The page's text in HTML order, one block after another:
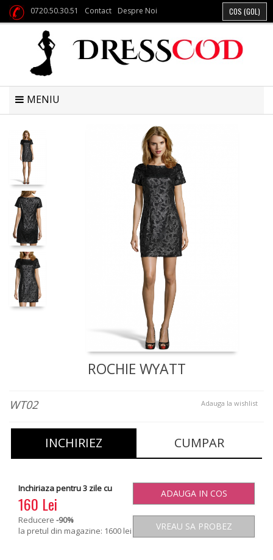
0720.50.30.51 Contact Despre Noi COS (GOL)
MENIU
ROCHIE WYATT
Adauga la wishlist
WT02
INCHIRIEZ CUMPAR
Inchiriaza pentru 3 zile cu
160 Lei
Reducere -90%
la pretul din magazine: 1600 lei
ADAUGA IN COS
VREAU SA PROBEZ